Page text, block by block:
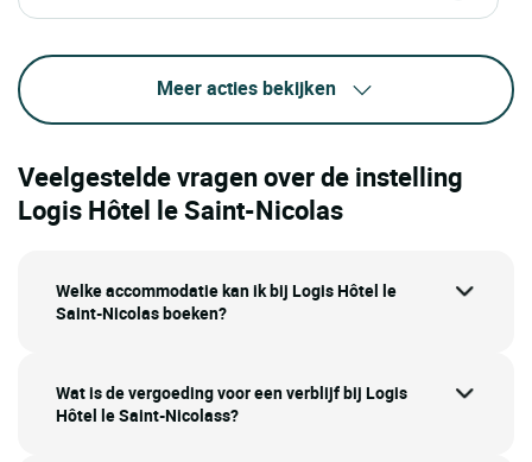
Meer acties bekijken
Veelgestelde vragen over de instelling
Logis Hôtel le Saint-Nicolas
Welke accommodatie kan ik bij Logis Hôtel le
Saint-Nicolas boeken?
Wat is de vergoeding voor een verblijf bij Logis
Hôtel le Saint-Nicolass?